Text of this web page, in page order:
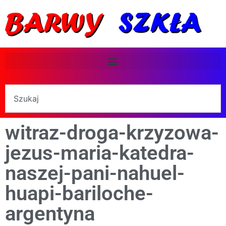
witraz-droga-krzyzowa-
jezus-maria-katedra-
naszej-pani-nahuel-
huapi-bariloche-
argentyna